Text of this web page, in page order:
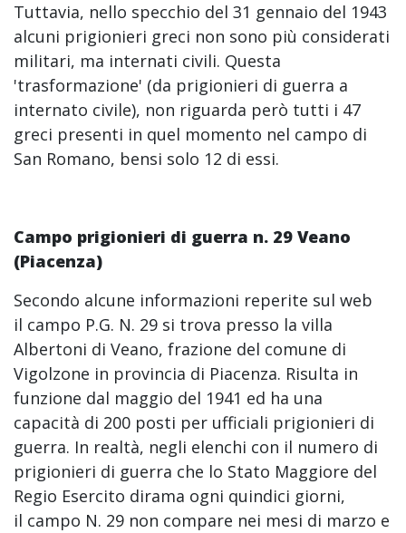
Tuttavia, nello specchio del 31 gennaio del 1943
alcuni prigionieri greci non sono più considerati
militari, ma internati civili. Questa
'trasformazione' (da prigionieri di guerra a
internato civile), non riguarda però tutti i 47
greci presenti in quel momento nel campo di
San Romano, bensi solo 12 di essi.
Campo prigionieri di guerra n. 29 Veano
(Piacenza)
Secondo alcune informazioni reperite sul web
il campo P.G. N. 29 si trova presso la villa
Albertoni di Veano, frazione del comune di
Vigolzone in provincia di Piacenza. Risulta in
funzione dal maggio del 1941 ed ha una
capacità di 200 posti per ufficiali prigionieri di
guerra. In realtà, negli elenchi con il numero di
prigionieri di guerra che lo Stato Maggiore del
Regio Esercito dirama ogni quindici giorni,
il campo N. 29 non compare nei mesi di marzo e